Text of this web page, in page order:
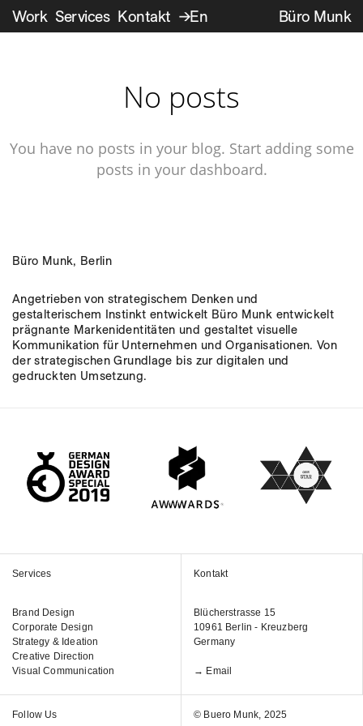
Work Services Kontakt →En Büro Munk
No posts
You have no posts in your blog. Start adding some
posts in your dashboard.
Büro Munk, Berlin
Angetrieben von strategischem Denken und
gestalterischem Instinkt entwickelt Büro Munk entwickelt
prägnante Markenidentitäten und gestaltet visuelle
Kommunikation für Unternehmen und Organisationen. Von
der strategischen Grundlage bis zur digitalen und
gedruckten Umsetzung.
Services
Brand Design
Corporate Design
Strategy & Ideation
Creative Direction
Visual Communication
Kontakt
Blücherstrasse 15
10961 Berlin - Kreuzberg
Germany
→ Email
Follow Us © Buero Munk, 2025